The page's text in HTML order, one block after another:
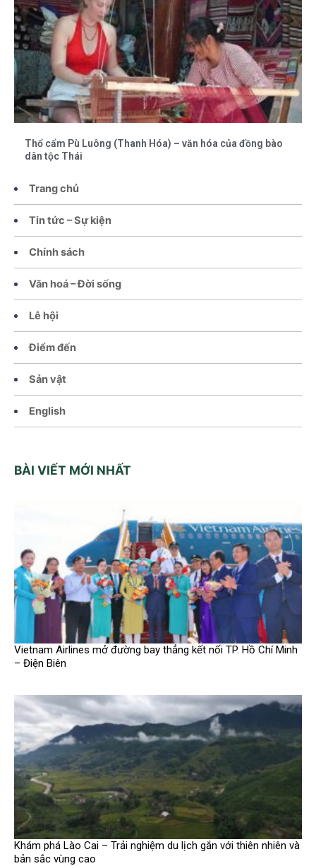
Trang chủ
Tin tức – Sự kiện
Chính sách
Văn hoá – Đời sống
Lễ hội
Điểm đến
Sản vật
English
BÀI VIẾT MỚI NHẤT
Vietnam Airlines mở đường bay thẳng kết nối TP. Hồ Chí Minh
– Điện Biên
Khám phá Lào Cai – Trải nghiệm du lịch gắn với thiên nhiên và
bản sắc vùng cao
Thổ cẩm Pù Luông (Thanh Hóa) – văn hóa của đồng bào
dân tộc Thái